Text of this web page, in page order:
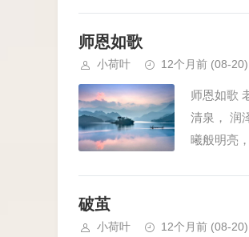
师恩如歌
小荷叶 12个月前 (08-20)
师恩如歌
清泉， 润
曦般明亮
破茧
小荷叶 12个月前 (08-20)